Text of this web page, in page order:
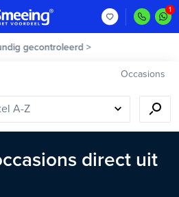
gecontroleerd >
Occasions
direct uit